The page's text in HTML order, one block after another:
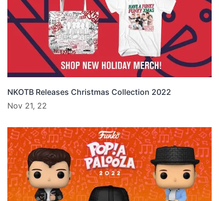
NKOTB Releases Christmas Collection 2022
Nov 21, 22